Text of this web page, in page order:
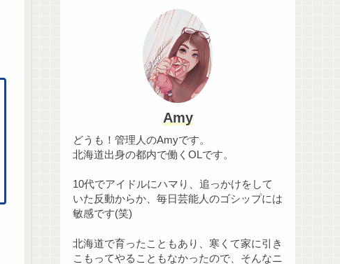
Amy
どうも！管理人のAmyです。
北海道出身の都内で働くOLです。
10代でアイドルにハマり、追っかけをして
いた反動からか、毎日芸能人のゴシップには
敏感です(笑)
北海道で育ったこともあり、寒くて家に引き
こもってやることもなかったので、そんなニ